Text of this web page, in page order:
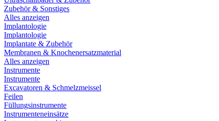
Zubehör & Sonstiges
Alles anzeigen
Implantologie
Implantologie
Implantate & Zubehör
Membranen & Knochenersatzmaterial
Alles anzeigen
Instrumente
Instrumente
Excavatoren & Schmelzmeissel
Feilen
Füllungsinstrumente
Instrumenteneinsätze